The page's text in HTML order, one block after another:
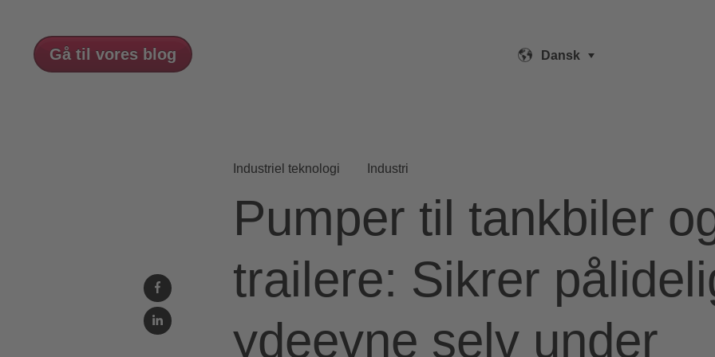
Gå til vores blog Dansk
Industriel teknologi Industri
Pumper til tankbiler
trailere: Sikrer
ydeevne selv under